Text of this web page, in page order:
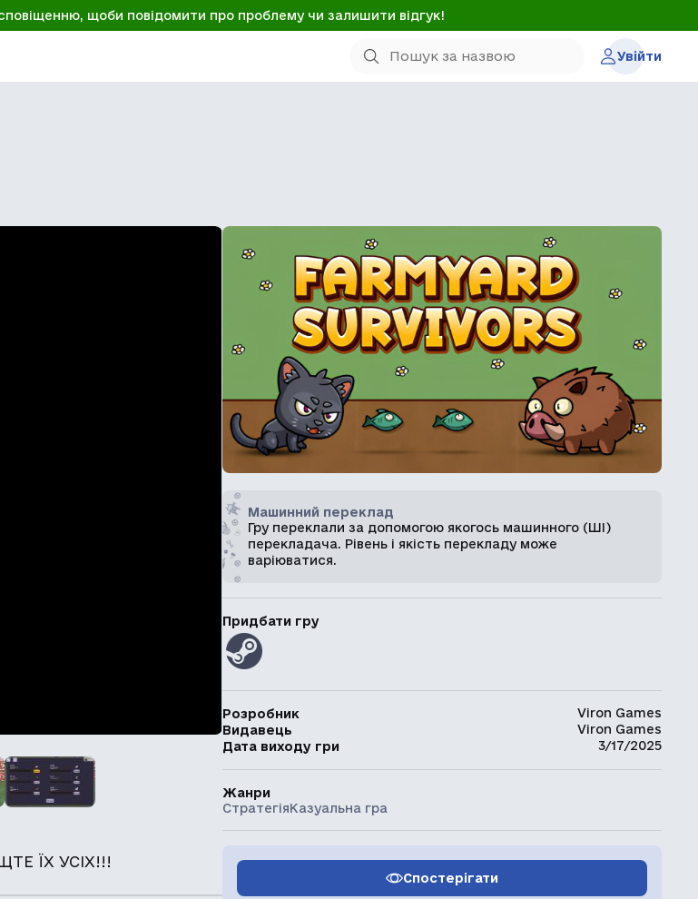
щоби повідомити про проблему чи залишити відгук!
Увійти
ЇХ УСІХ!!!
Машинний переклад
Гру переклали за допомогою якогось машинного (ШІ)
перекладача. Рівень і якість перекладу може
варіюватися.
Придбати гру
Розробник
Viron Games
Видавець
Viron Games
Дата виходу гри
3/17/2025
Жанри
СтратегіяКазуальна гра
Спостерігати